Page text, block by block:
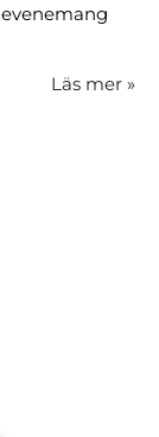
Läs mer »